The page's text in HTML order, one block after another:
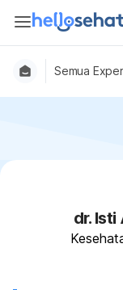
Semua
dr. Isti